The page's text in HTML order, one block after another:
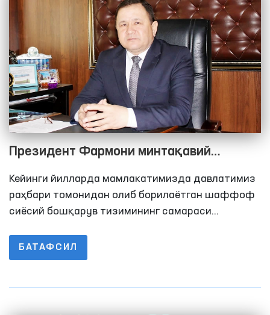
Президент Фармони минтақавий
вакилларга катта масъулият юклади
Кейинги йилларда мамлакатимизда давлатимиз
раҳбари томонидан олиб борилаётган шаффоф
сиёсий бошқарув тизимининг самараси
намоён бўла бошлади.
БАТАФСИЛ